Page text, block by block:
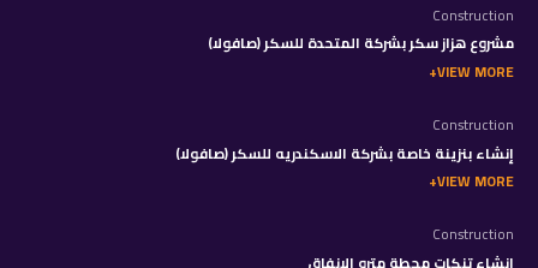
Construction
مشروع هزاز سكر بشركة المتحدة للسكر (صافولا)
VIEW MORE
Construction
إنشاء بنزينة خاصة بشركة الاسكندريه للسكر (صافولا)
VIEW MORE
Construction